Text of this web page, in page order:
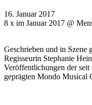
16. Januar 2017
8 x im Januar 2017 @
Geschrieben und in Szene
Regisseurin Stephanie
Veröffentlichungen der seit
geprägten Mondo Musical